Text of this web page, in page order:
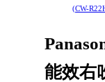
(CW-
能效右